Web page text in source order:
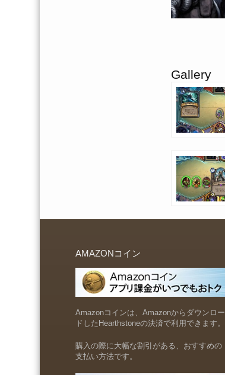
Gallery
AMAZONコイン
Amazonコインは、Amazonからダウンロー
ドしたHearthstoneの決済で利用できます。
購入の際に大幅な割引がある、おすすめの
支払い方法です。